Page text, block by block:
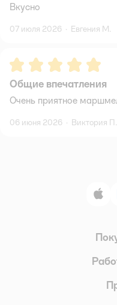
Вкусно
07 июля 2026 · Евгения М.
Рейтинг:5
Общие впечатления
Очень приятное
06 июня 2026 · Виктория П.